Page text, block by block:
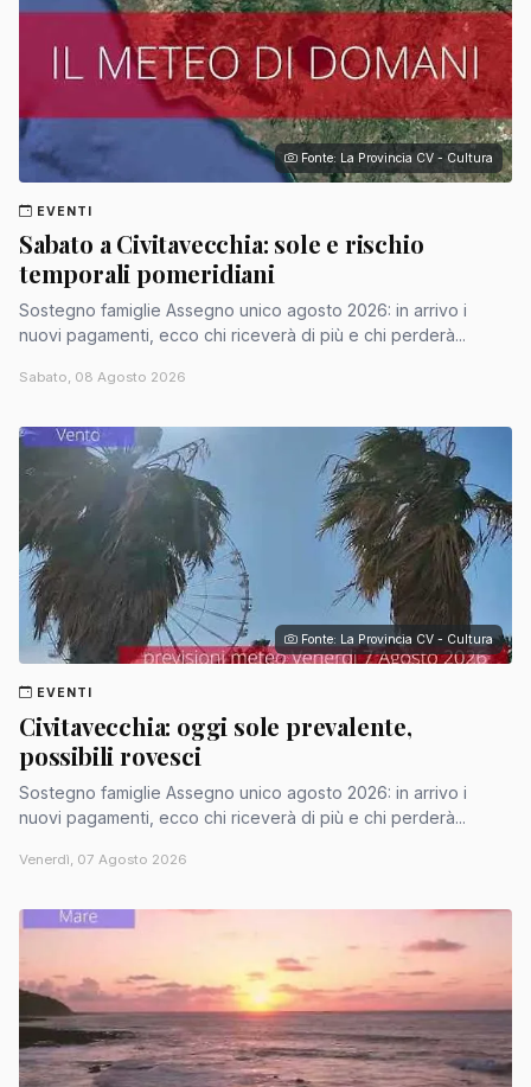
Fonte: La Provincia CV - Cultura
EVENTI
Sabato a Civitavecchia: sole e rischio
temporali pomeridiani
Sostegno famiglie Assegno unico agosto 2026: in arrivo i
nuovi pagamenti, ecco chi riceverà di più e chi perderà...
Sabato, 08 Agosto 2026
Fonte: La Provincia CV - Cultura
EVENTI
Civitavecchia: oggi sole prevalente,
possibili rovesci
Sostegno famiglie Assegno unico agosto 2026: in arrivo i
nuovi pagamenti, ecco chi riceverà di più e chi perderà...
Venerdì, 07 Agosto 2026